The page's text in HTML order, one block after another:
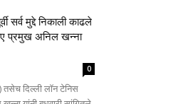
सर्व मुद्दे निकाली काढले
प्रमुख अनिल खन्ना
0
दिल्ली लॉन टेनिस